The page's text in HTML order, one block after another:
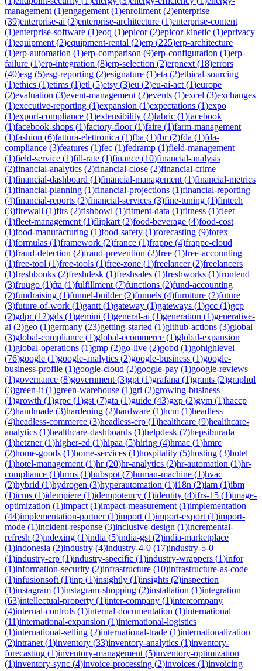
management (1)engagement (1)enrollment (2)enterprise
(39)enterprise-ai (2)enterprise-architecture (1)enterprise-content
(1)enterprise-software (1)eoq (1)epicor(2)epicor-kinetic (1)eprivacy
(1)equipment (2)equipment-rental (2)erp (225)erp-architecture
(1)erp-automation (1)erp-comparison (9)erp-configuration (1)erp-
failure (1)erp-integration (8)erp-selection (2)erpnext (18)errors
(40)esg (5)esg-reporting (2)esignature (1)eta (2)ethical-sourcing
(1)ethics (1)etims (1)etl (5)etsy (3)eu (2)eu-ai-act (1)europe
(2)evaluation (3)event-management (2)events (1)excel (3)exchanges
(1)executive-reporting (1)expansion (1)expectations (1)expo
(1)export-compliance (1)extensibility (2)fabric (1)facebook
(1)facebook-shops (1)factory-floor(1)faire (1)farm-management
(1)fashion (6)fattura-elettronica (1)fba (1)fbr(2)fda (1)fda-
compliance (3)features (1)fec (1)fedramp (1)field-management
(1)field-service (1)fill-rate (1)finance (10)financial-analysis
(2)financial-analytics (2)financial-close (2)financial-crime
(1)financial-dashboard (1)financial-management (1)financial-metrics
(1)financial-planning (1)financial-projections (1)financial-reporting
(4)financial-reports (2)financial-services (3)fine-tuning (1)fintech
(3)firewall (1)firs (2)fishbowl (1)fitment-data (1)fitness (1)fleet
(1)fleet-management (1)flipkart (2)food-beverage (4)food-cost
(1)food-manufacturing (1)food-safety (1)forecasting (9)forex
(1)formulas (1)framework (2)france (1)frappe (4)frappe-cloud
(1)fraud-detection (2)fraud-prevention (2)free (1)free-accounting
(1)free-tool (1)free-tools (1)free-zone (1)freelancer(2)freelancers
(1)freshbooks (2)freshdesk (1)freshsales (1)freshworks (1)frontend
(3)fruugo (1)fta (1)fulfillment (7)functions (2)fund-accounting
(2)fundraising (1)funnel-builder(2)funnels (4)furniture (2)future
(3)future-of-work (1)gantt (1)gateway (1)gateways (1)gcc (1)gcp
(2)gdpr(12)gds (1)gemini (1)general-ai (1)generation (1)generative-
ai (2)geo (1)germany (23)getting-started (1)github-actions (3)global
(3)global-compliance (1)global-ecommerce (1)global-expansion
(1)global-operations (1)gmp (2)go-live (2)gobd (1)gohighlevel
(76)google (1)google-analytics (2)google-business (1)google-
business-profile (1)google-cloud (2)google-pay (1)google-reviews
(1)governance (8)government (3)gpt (1)grafana (1)grants (2)graphql
(3)green-it (1)green-warehouse (1)gri (2)growing-business
(1)growth (1)grpc (1)gst (7)gta (1)guide (43)gxp (2)gym (1)haccp
(2)handmade (3)hardening (2)hardware (1)hcm (1)headless
(4)headless-commerce (3)headless-erp (1)healthcare (9)healthcare-
analytics (1)healthcare-dashboards (1)helpdesk (7)hepsiburada
(1)hetzner(1)higher-ed (1)hipaa (5)hiring (4)hmac (1)hmrc
(2)home-goods (1)home-services (1)hospitality (5)hosting (3)hotel
(1)hotel-management (1)hr(20)hr-analytics (2)hr-automation (1)hr-
compliance (1)hrms (1)hubspot (7)human-machine (1)hvac
(2)hybrid (1)hydrogen (3)hyperautomation (1)i18n (2)iam (1)ibm
(1)icms (1)idempiere (1)idempotency (1)identity (4)ifrs-15 (1)image-
optimization (1)impact (1)impact-measurement (1)implementation
(44)implementation-partner(1)import (1)import-export (1)import-
mode (1)incident-response (3)inclusive-design (1)incremental-
refresh (2)indexing (1)india (5)india-gst (2)india-marketplace
(1)indonesia (2)industry (4)industry-4-0 (17)industry-5-0
(1)industry-erp (1)industry-specific (1)industry-wrappers (1)infor
(1)information-security (2)infrastructure (10)infrastructure-as-code
(1)infusionsoft (1)inp (1)insightly (1)insights (2)inspection
(1)instagram (1)instagram-shopping (2)installation (1)integration
(63)intellectual-property (1)inter-company (1)intercompany
(4)internal-controls (1)internal-documentation (1)international
(11)international-expansion (1)international-logistics
(1)international-selling (2)international-trade (1)internationalization
(2)intranet (1)inventory (33)inventory-analytics (1)inventory-
forecasting (1)inventory-management (5)inventory-optimization
(1)inventory-sync (4)invoice-processing (2)invoices (1)invoicing